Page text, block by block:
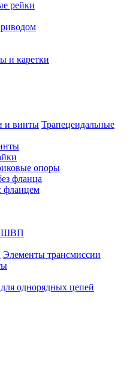
рейки
и каретки
Трапецеидальные
опоры
фланца
фланцем
ШВП
Элементы трансмиссии
однорядных цепей